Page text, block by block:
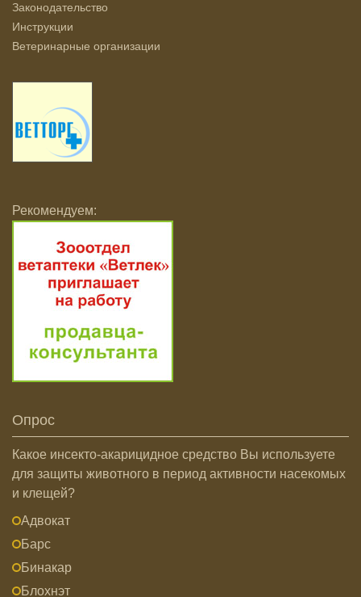
Законодательство
Инструкции
Ветеринарные организации
Рекомендуем:
Опрос
Какое инсекто-акарицидное средство Вы используете
для защиты животного в период активности насекомых
и клещей?
Адвокат
Барс
Бинакар
Блохнэт